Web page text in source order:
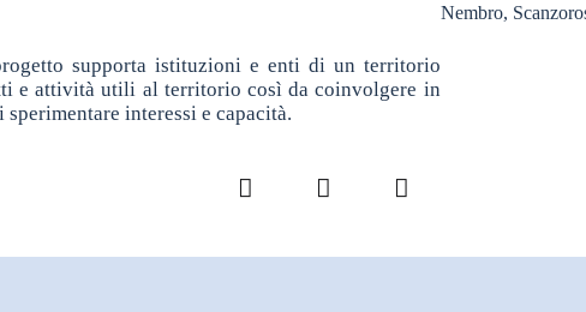
supporta istituzioni e enti di un territorio
e attività utili al territorio così da coinvolgere in
interessi e capacità.
Nembro,
Facebook LinkedIn